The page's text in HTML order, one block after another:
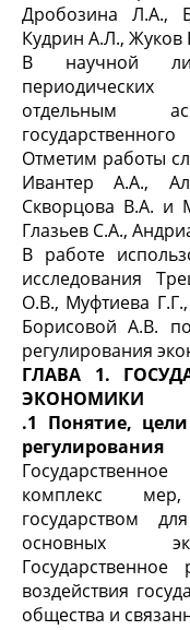
Дробозина Л.А.,
Кудрин А.Л., Жуков
В научной
отдельным
Отметим работы
Ивантер А.А.,
Скворцова В.А. и
Глазьев С.А.,
В работе
исследования
О.В., Муфтиева
Борисовой А.В.
регулирования
ГЛАВА 1.
ЭКОНОМИКИ
.1 Понятие,
регулирования
комплекс
государством
основных
воздействия
общества и